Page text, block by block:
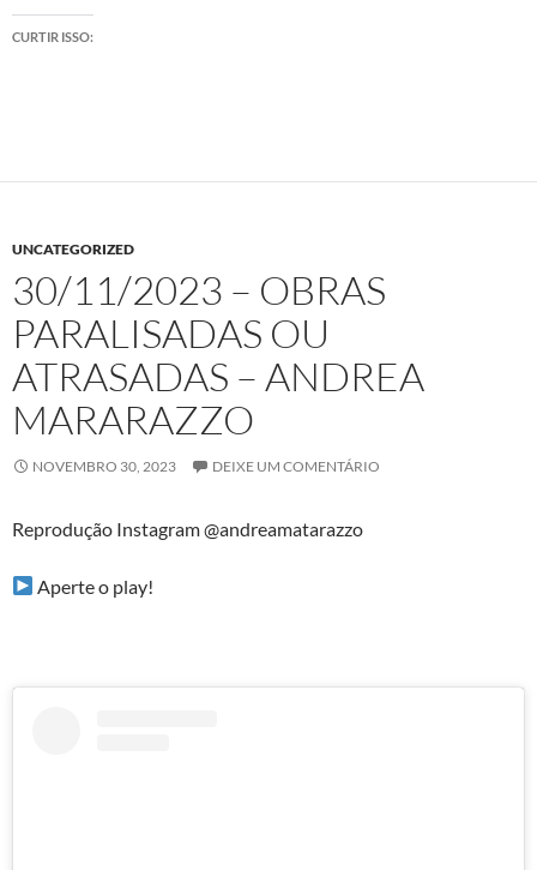
CURTIR ISSO:
UNCATEGORIZED
30/11/2023 – OBRAS
PARALISADAS OU
ATRASADAS – ANDREA
MARARAZZO
NOVEMBRO 30, 2023 DEIXE UM COMENTÁRIO
Reprodução Instagram @andreamatarazzo
Aperte o play!